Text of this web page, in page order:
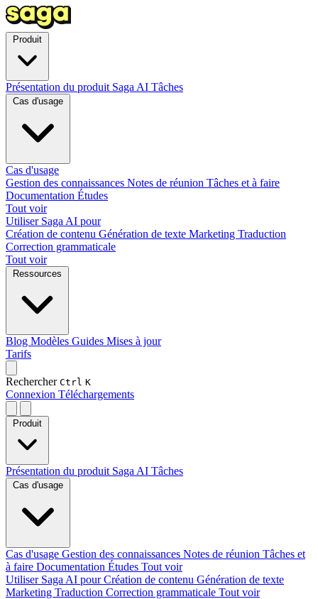
Présentation du produit Saga AI Tâches
Cas d'usage
Gestion des connaissances Notes de réunion Tâches et à faire
Documentation Études
Tout voir
Utiliser Saga AI pour
Création de contenu Génération de texte Marketing Traduction
Correction grammaticale
Tout voir
Blog Modèles Guides Mises à jour
Tarifs
Rechercher Ctrl K
Connexion Téléchargements
Présentation du produit Saga AI Tâches
Cas d'usage Gestion des connaissances Notes de réunion Tâches et
à faire Documentation Études Tout voir
Utiliser Saga AI pourCréation de contenu Génération de texte
Marketing Traduction Correction grammaticale Tout voir